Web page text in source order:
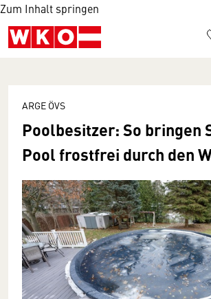
Zum Inhalt springen
ARGE ÖVS
Poolbesitzer: So bringen
Pool frostfrei durch den